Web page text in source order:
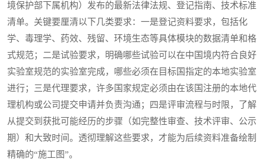
境保护部下属机构）发布的最新法律法规、登记指南、技术标准
清单。关键要厘清以下几类要求：一是登记资料要求，包括化
学、毒理学、药效、残留、环境生态等具体模块的数据清单和格
式规范；二是试验要求，明确哪些试验可以在中国境内符合良好
实验室规范的实验室完成，哪些必须在目标国指定的本地实验室
进行；三是代理要求，许多国家规定必须由在该国注册的本地代
理机构或公司提交申请并负责沟通；四是评审流程与时限，了解
从提交到获批可能经历的步骤（如完整性审查、技术评审、公示
期）和大致时间。透彻理解这些要求，才能为后续资料准备绘制
精确的“施工图”。